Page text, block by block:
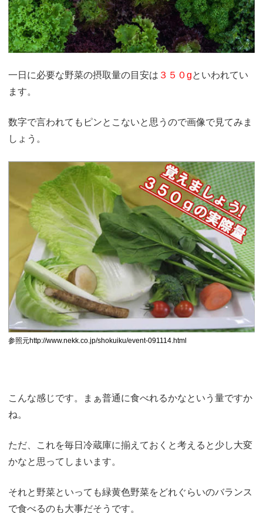
一日に必要な野菜の摂取量の目安は ３５０gといわれてい
ます。
数字で言われてもピンとこないと思うので画像で見てみま
しょう。
参照元http://www.nekk.co.jp/shokuiku/event-091114.html
こんな感じです。まぁ普通に食べれるかなという量ですか
ね。
ただ、これを毎日冷蔵庫に揃えておくと考えると少し大変
かなと思ってしまいます。
それと野菜といっても緑黄色野菜をどれぐらいのバランス
で食べるのも大事だそうです。